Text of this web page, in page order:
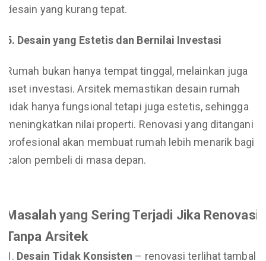
desain yang kurang tepat.
5. Desain yang Estetis dan Bernilai Investasi
Rumah bukan hanya tempat tinggal, melainkan juga
aset investasi. Arsitek memastikan desain rumah
tidak hanya fungsional tetapi juga estetis, sehingga
meningkatkan nilai properti. Renovasi yang ditangani
profesional akan membuat rumah lebih menarik bagi
calon pembeli di masa depan.
Masalah yang Sering Terjadi Jika Renovasi
Tanpa Arsitek
Desain Tidak Konsisten – renovasi terlihat tambal